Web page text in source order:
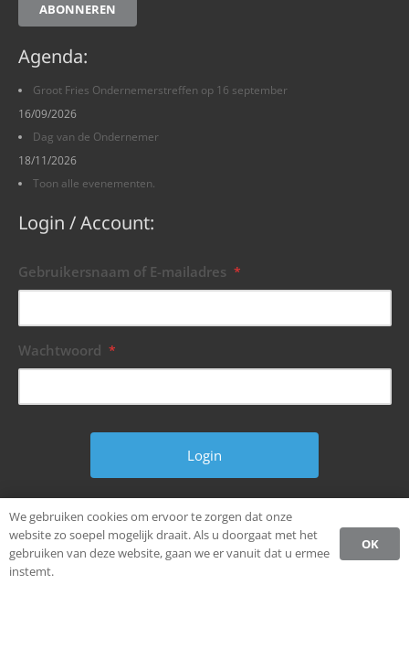
ABONNEREN
Agenda:
Groot Fries Ondernemerstreffen op 16 september
16/09/2026
Dag van de Ondernemer
18/11/2026
Toon alle evenementen.
Login / Account:
Gebruikersnaam of E-mailadres *
Wachtwoord *
Wachtwoord vergeten?
We gebruiken cookies om ervoor te zorgen dat onze
website zo soepel mogelijk draait. Als u doorgaat met het
gebruiken van deze website, gaan we er vanuit dat u ermee
instemt.
OK